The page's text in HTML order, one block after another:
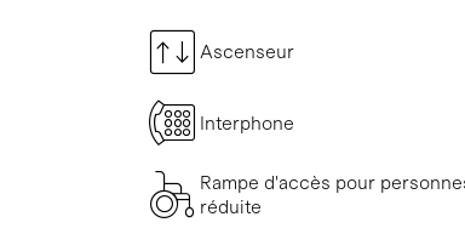
Ascenseur
Interphone
Rampe d'accès pour
réduite